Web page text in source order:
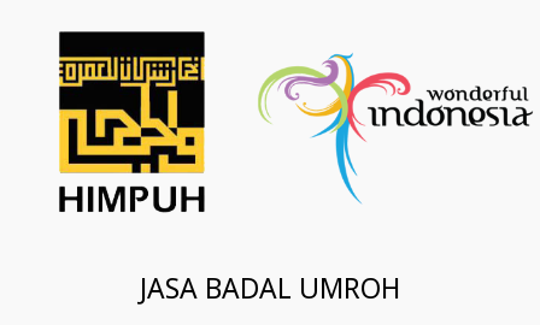
JASA BADAL UMROH